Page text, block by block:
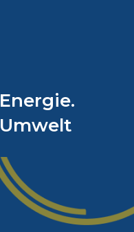
Energie.
Umwelt
kommunaler
Wärmeplanung,
offene
Bürgern zu
zentrale